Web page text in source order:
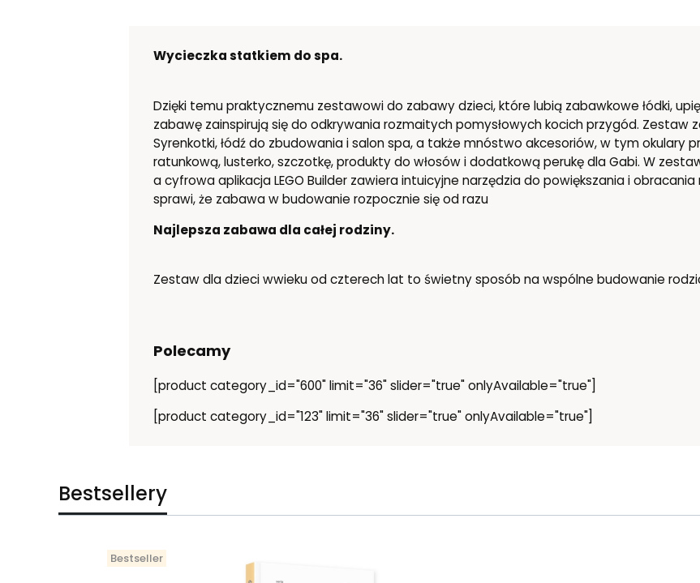
Wycieczka statkiem do spa.
Dzięki temu praktycznemu zestawowi do zabawy dzieci, które lubią zabawkowe łódki,
zabawę zainspirują się do odkrywania rozmaitych pomysłowych kocich przygód. Zestaw
Syrenkotki, łódź do zbudowania i salon spa, a także mnóstwo akcesoriów, w tym okulary
ratunkową, lusterko, szczotkę, produkty do włosów i dodatkową perukę dla Gabi. W
a cyfrowa aplikacja LEGO Builder zawiera intuicyjne narzędzia do powiększania i
sprawi, że zabawa w budowanie rozpocznie się od razu
Najlepsza zabawa dla całej rodziny.
Zestaw dla dzieci wwieku od czterech lat to świetny sposób na wspólne budowanie
Polecamy
[product category_id="600" limit="36" slider="true" onlyAvailable="true"]
[product category_id="123" limit="36" slider="true" onlyAvailable="true"]
Bestsellery
Bestseller